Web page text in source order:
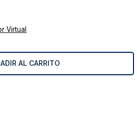
Virtual
AL CARRITO